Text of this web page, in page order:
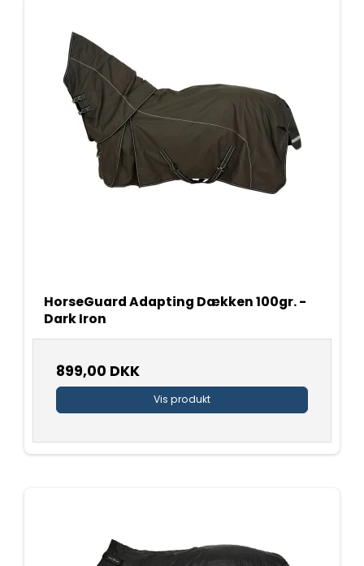
HorseGuard Adapting Dækken 100gr. -
Dark Iron
899,00 DKK
Vis produkt